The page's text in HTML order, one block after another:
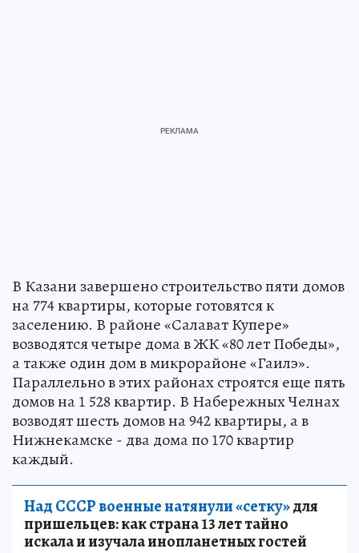
В Казани завершено строительство пяти домов
на 774 квартиры, которые готовятся к
заселению. В районе «Салават Купере»
возводятся четыре дома в ЖК «80 лет Победы»,
а также один дом в микрорайоне «Гаилэ».
Параллельно в этих районах строятся еще пять
домов на 1 528 квартир. В Набережных Челнах
возводят шесть домов на 942 квартиры, а в
Нижнекамске - два дома по 170 квартир
каждый.
Над СССР военные натянули «сетку»для
пришельцев: как страна 13 лет тайно
искала и изучала инопланетных гостей